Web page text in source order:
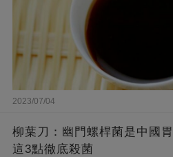
2023/07/04
柳葉刀：幽門螺桿菌是中國
這3點徹底殺菌